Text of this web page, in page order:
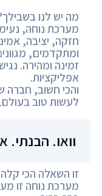
מה יש לנו
מערכת נוחה,
חזקה, יציבה,
ומתקדמים,
זמינה ומהירה.
אפליקציות.
והכי חשוב, חברה
לעשות טוב
וואו. הבנתי.
זו השאלה הכי
מערכת נוחה זו